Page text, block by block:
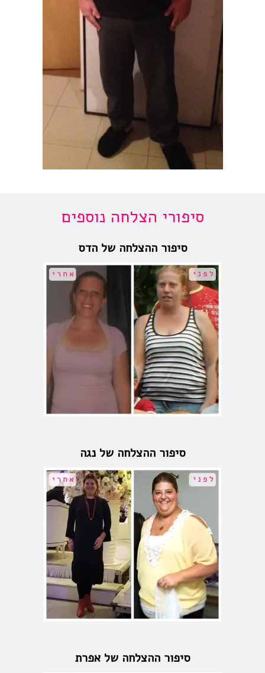
סיפורי הצלחה נוספים
סיפור ההצלחה של הדס
סיפור ההצלחה של נגה
סיפור ההצלחה של אפרת